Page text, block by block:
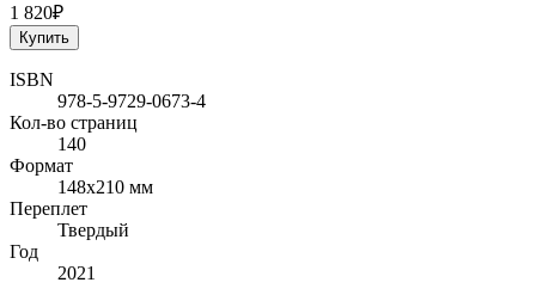
1 820₽
Купить
ISBN
978-5-9729-0673-4
Кол-во страниц
140
Формат
148x210 мм
Переплет
Твердый
Год
2021